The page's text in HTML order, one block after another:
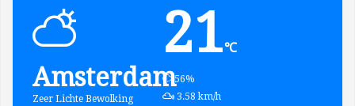
Amsterdam
Zeer Lichte Bewolking
21℃
humidity:
56%
wind:
3.58 km/h